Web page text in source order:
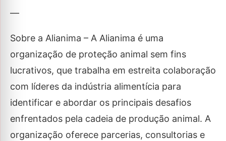
—
Sobre a Alianima – A Alianima é uma
organização de proteção animal sem fins
lucrativos, que trabalha em estreita colaboração
com líderes da indústria alimentícia para
identificar e abordar os principais desafios
enfrentados pela cadeia de produção animal. A
organização oferece parcerias, consultorias e